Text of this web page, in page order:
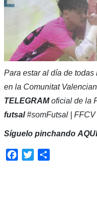
Para estar al día de
en la Comunitat
TELEGRAMoficial de la
futsal#somFutsal | FFCV
Síguelo pinchando AQUÍ
Facebook
Twitter